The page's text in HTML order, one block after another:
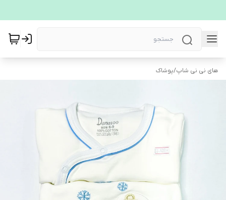
های نی نی شاپ/پوشاک